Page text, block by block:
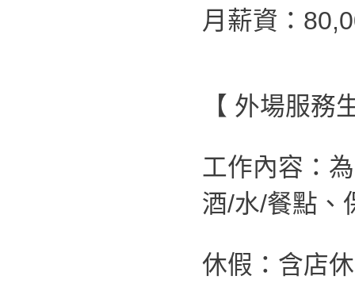
月薪資：
【 外場服務
工作內容：
酒/水/餐點、
休假：含店